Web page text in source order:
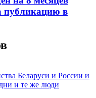
публикацию в
Беларуси и России и
и те же люди